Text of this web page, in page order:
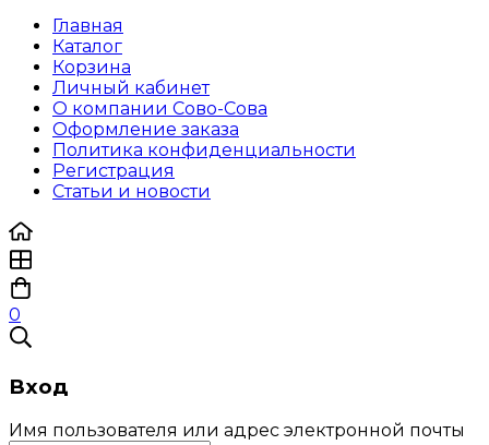
Главная
Каталог
Корзина
Личный кабинет
О компании Сово-Сова
Оформление заказа
Политика конфиденциальности
Регистрация
Статьи и новости
0
Вход
Имя пользователя или адрес электронной почты